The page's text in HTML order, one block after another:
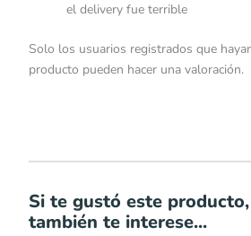
el delivery fue terrible
Solo los usuarios registrados que
producto pueden hacer una valoración.
Si te gustó este
también te interese...